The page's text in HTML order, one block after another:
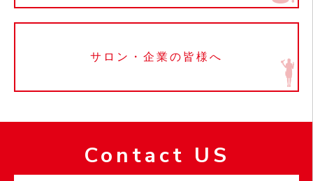
サロン・企業の皆様へ
Contact US